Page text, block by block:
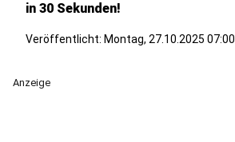
in 30 Sekunden!
Veröffentlicht: Montag, 27.10.2025 07:00
Anzeige